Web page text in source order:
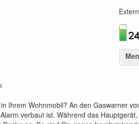
Ihrem Wohnmobil? An den Gaswarner
verbaut ist. Während das